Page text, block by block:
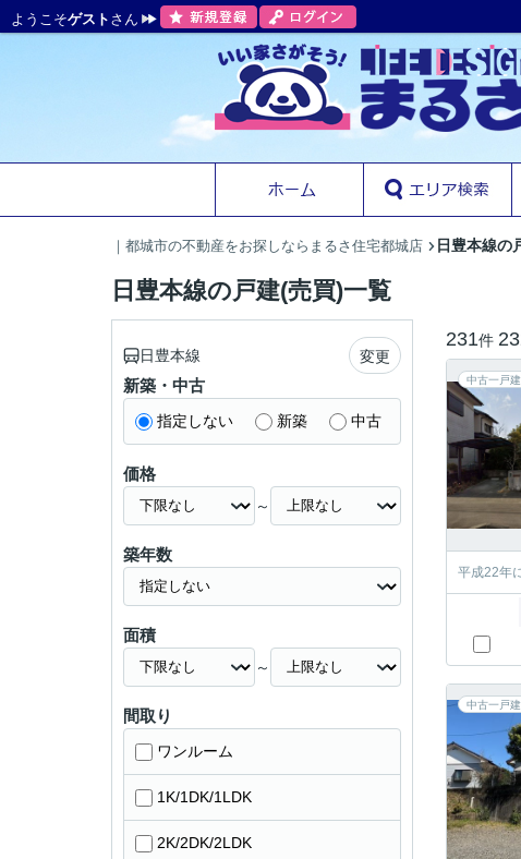
ようこそゲスト さん
｜都城市の不動産をお探しならまるさ住宅都城店 日豊本線の
日豊本線の戸建(売買)一覧
231件
中古一戸建
平成22年
中古一戸建
日豊本線 変更
新築・中古
指定しない 新築 中古
価格
～
築年数
面積
～
間取り
ワンルーム
1K/1DK/1LDK
2K/2DK/2LDK